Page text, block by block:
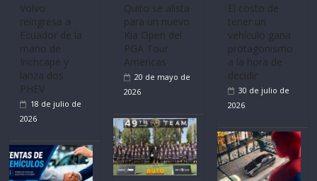
Volvo
reingresa a
Ecuador de la
mano de
Inchcape y
lanza dos
PHEV
18 de julio de
2026
Quito se alista
para un nuevo
Kia Open del
PGA Tour
Americas
20 de mayo de
2026
El costo de
tener un
vehículo gana
protagonismo
a la hora de
decidir
30 de julio de
2026